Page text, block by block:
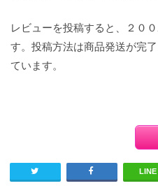
レビューを投稿すると、２０
す。投稿方法は商品発送が完
ています。
LINE